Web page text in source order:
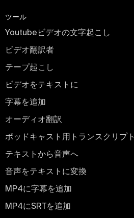
ツール
Youtubeビデオの文字起こし
ビデオ翻訳者
テープ起こし
ビデオをテキストに
字幕を追加
オーディオ翻訳
ポッドキャスト用トランスクリプト
テキストから音声へ
音声をテキストに変換
MP4に字幕を追加
MP4にSRTを追加